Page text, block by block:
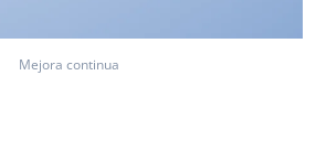
Mejora continua